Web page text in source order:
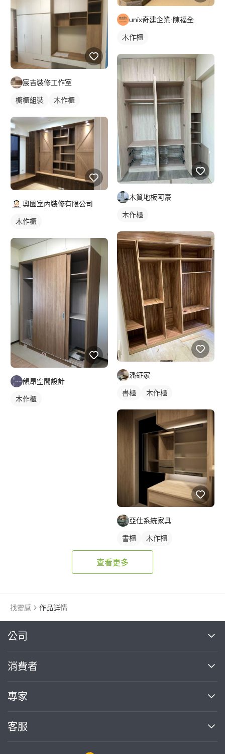
宸吉裝修工作室
櫥櫃組裝 木作櫃
奧園室內裝修有限公司
木作櫃
韻昂空間設計
木作櫃
unix奇建企業-陳福全
木作櫃
木質地板阿豪
木作櫃
潘鉦家
書櫃 木作櫃
亞仕系統家具
書櫃 木作櫃
查看更多
找靈感 作品詳情
公司
關於我們
部落格
加入我們
消費者
買服務
熱門服務
專家
案件中心
客服
繼續完成